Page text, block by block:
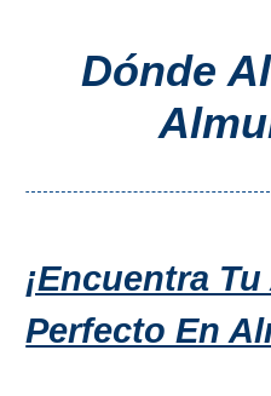
COSTA
➜
Dónde
¡Encuentra
Perfecto En